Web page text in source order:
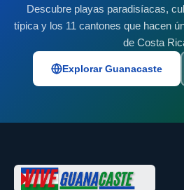
Vino de coyol:
Descubre playas paradisíacas,
típica y los 11 cantones que hacen
de Costa
Explorar Guanacaste